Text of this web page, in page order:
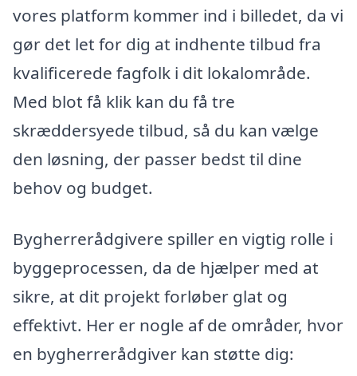
vores platform kommer ind i billedet, da vi
gør det let for dig at indhente tilbud fra
kvalificerede fagfolk i dit lokalområde.
Med blot få klik kan du få tre
skræddersyede tilbud, så du kan vælge
den løsning, der passer bedst til dine
behov og budget.
Bygherrerådgivere spiller en vigtig rolle i
byggeprocessen, da de hjælper med at
sikre, at dit projekt forløber glat og
effektivt. Her er nogle af de områder, hvor
en bygherrerådgiver kan støtte dig: